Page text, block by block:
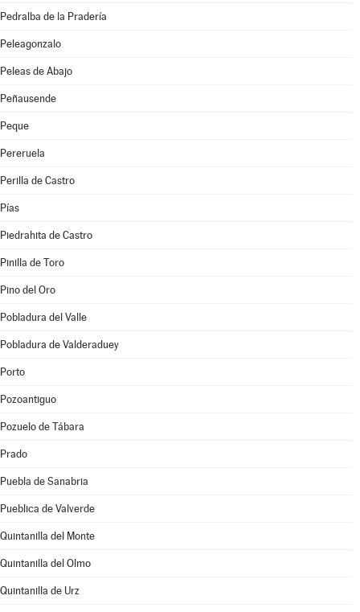
Pedralba de la Pradería
Peleagonzalo
Peleas de Abajo
Peñausende
Peque
Pereruela
Perilla de Castro
Pías
Piedrahita de Castro
Pinilla de Toro
Pino del Oro
Pobladura del Valle
Pobladura de Valderaduey
Porto
Pozoantiguo
Pozuelo de Tábara
Prado
Puebla de Sanabria
Pueblica de Valverde
Quintanilla del Monte
Quintanilla del Olmo
Quintanilla de Urz